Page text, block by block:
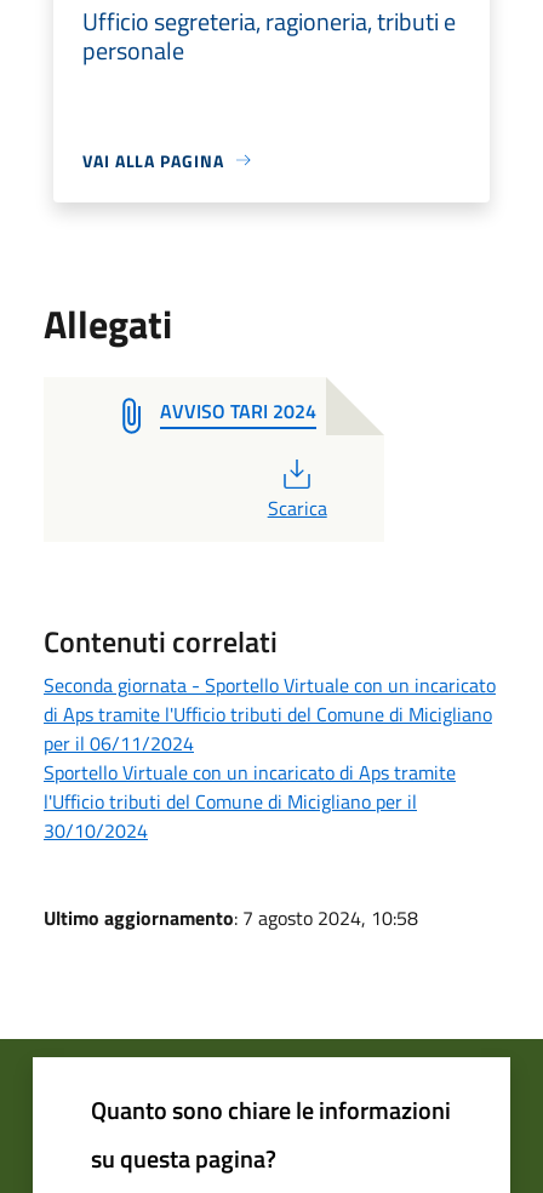
Ufficio segreteria, ragioneria, tributi e
personale
VAI ALLA PAGINA
Allegati
AVVISO TARI 2024
Scarica
Contenuti correlati
Seconda giornata - Sportello Virtuale con un incaricato
di Aps tramite l'Ufficio tributi del Comune di Micigliano
per il 06/11/2024
Sportello Virtuale con un incaricato di Aps tramite
l'Ufficio tributi del Comune di Micigliano per il
30/10/2024
Ultimo aggiornamento: 7 agosto 2024, 10:58
Quanto sono chiare le informazioni
su questa pagina?